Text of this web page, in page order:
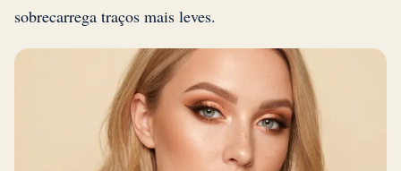
sobrecarrega traços mais leves.